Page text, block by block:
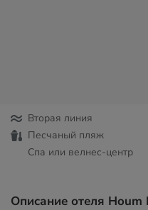
Вторая линия
Песчаный пляж
Спа или велнес-центр
Описание отеля Houm